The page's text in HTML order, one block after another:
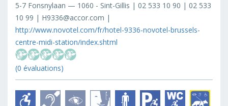
5-7 Fonsnylaan — 1060 - Sint-Gillis | 02 533 10 90 | 02 533
10 99 | H9336@accor.com |
http://www.novotel.com/fr/hotel-9336-novotel-brussels-
centre-midi-station/index.shtml
(0 évaluations)